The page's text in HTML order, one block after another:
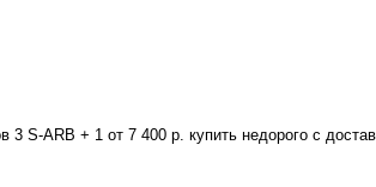
3 S-ARB + 1 от 7 400 р. купить недорого с